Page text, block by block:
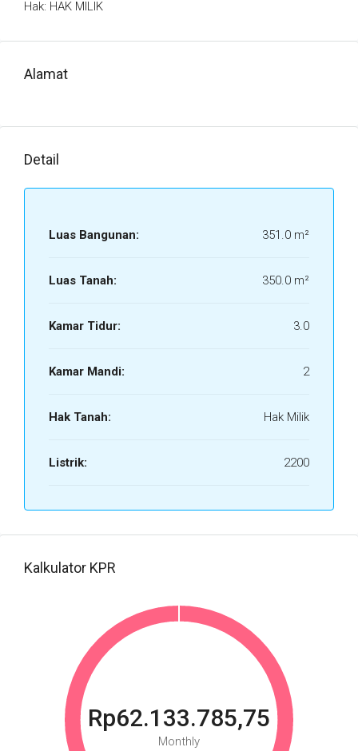
Hak: HAK MILIK
Alamat
Detail
Luas Bangunan: 351.0 m²
Luas Tanah: 350.0 m²
Kamar Tidur: 3.0
Kamar Mandi: 2
Hak Tanah: Hak Milik
Listrik: 2200
Kalkulator KPR
Rp62.133.785,75
Monthly